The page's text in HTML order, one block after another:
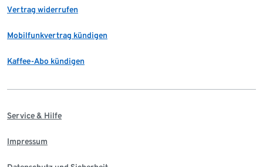
Vertrag widerrufen
Mobilfunkvertrag kündigen
Kaffee-Abo kündigen
Service & Hilfe
Impressum